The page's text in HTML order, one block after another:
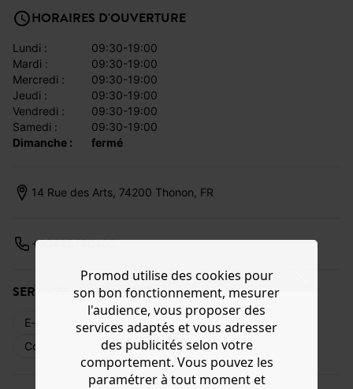
HORAIRES D'OUVERTURE
lundi :
09:30-19:00
mardi :
09:30-19:00
mercredi :
09:30-19:00
jeudi :
09:30-19:00
vendredi :
09:30-19:00
samedi :
09:30-19:00
dimanche :
fermé
14 Rue des Arts, 74200 Thonon, FR
+33485730400
SERVICES DISPONIBLES
E-réservation Livraison web
Retours
Commande en magasin
Cartes cadeaux
Promod utilise des cookies pour
son bon fonctionnement, mesurer
l'audience, vous proposer des
services adaptés et vous adresser
des publicités selon votre
comportement. Vous pouvez les
paramétrer à tout moment et